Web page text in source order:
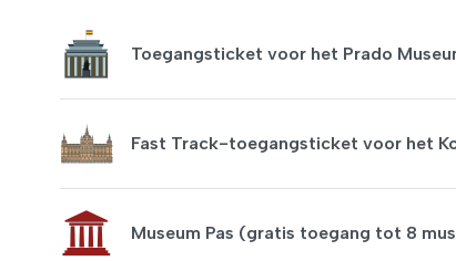
Toegangsticket voor het Prado
Fast Track-toegangsticket voor het
Museum Pas (gratis toegang tot 8